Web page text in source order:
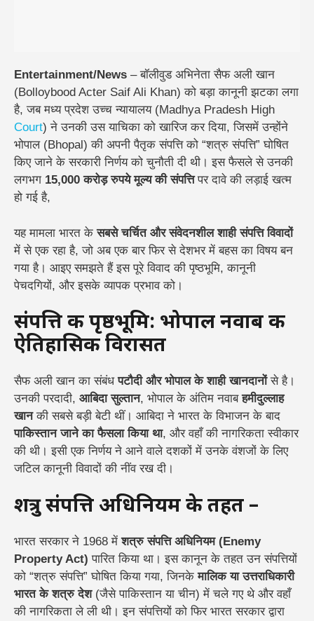
Entertainment/News – बॉलीवुड अभिनेता सैफ अली खान
(Bolloybood Acter Saif Ali Khan) को बड़ा कानूनी झटका लगा
है, जब मध्य प्रदेश उच्च न्यायालय (Madhya Pradesh High
Court) ने उनकी उस याचिका को खारिज कर दिया, जिसमें उन्होंने
भोपाल (Bhopal) की अपनी पैतृक संपत्ति को “शत्रु संपत्ति” घोषित
किए जाने के सरकारी निर्णय को चुनौती दी थी। इस फैसले से उनकी
लगभग 15,000 करोड़ रुपये मूल्य की संपत्तिपर दावे की लड़ाई खत्म
हो गई है,
यह मामला भारत केसबसे चर्चित और संवेदनशील शाही संपत्ति विवादों
में से एक रहा है, जो अब एक बार फिर से देशभर में बहस का विषय बन
गया है। आइए समझते हैं इस पूरे विवाद की पृष्ठभूमि, कानूनी
पेचदगियों, और इसके व्यापक प्रभाव को।
संपत्ति की पृष्ठभूमि: भोपाल नवाब की
ऐतिहासिक विरासत
सैफ अली खान का संबंधपटौदी और भोपाल के शाही खानदानोंसे है।
उनकी परदादी, आबिदा सुल्तान, भोपाल के अंतिम नवाबहमीदुल्लाह
खानकी सबसे बड़ी बेटी थीं। आबिदा ने भारत के विभाजन के बाद
पाकिस्तान जाने का फैसला किया था, और वहाँ की नागरिकता स्वीकार
की थी। इसी एक निर्णय ने आने वाले दशकों में उनके वंशजों के लिए
जटिल कानूनी विवादों की नींव रख दी।
शत्रु संपत्ति अधिनियम के तहत –
भारत सरकार ने 1968 मेंशत्रु संपत्ति अधिनियम (Enemy
Property Act) पारित किया था। इस कानून के तहत उन संपत्तियों
को “शत्रु संपत्ति” घोषित किया गया, जिनकेमालिक या उत्तराधिकारी
भारत के शत्रु देश(जैसे पाकिस्तान या चीन) में चले गए थे और वहाँ
की नागरिकता ले ली थी। इन संपत्तियों को फिर भारत सरकार द्वारा